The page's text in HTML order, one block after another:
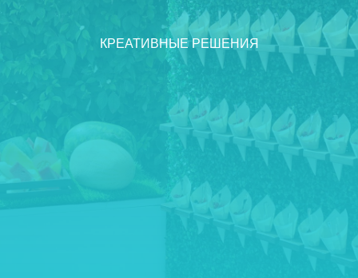
КРЕАТИВНЫЕ РЕШЕНИЯ